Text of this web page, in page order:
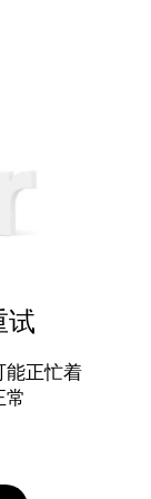
试
能正忙着
常